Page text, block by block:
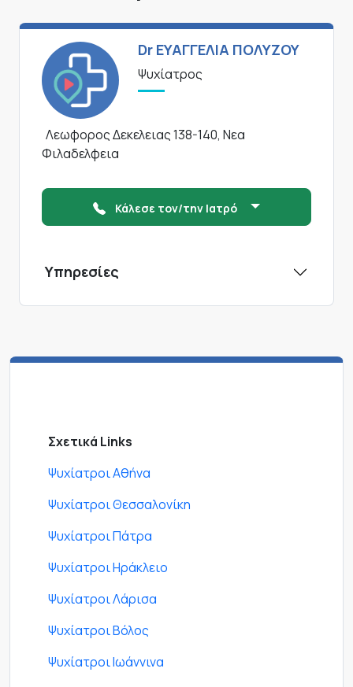
Dr ΕΥΑΓΓΕΛΙΑ ΠΟΛΥΖΟΥ
Ψυχίατρος
Λεωφορος Δεκελειας 138-140, Νεα
Φιλαδελφεια
Κάλεσε τον/την Ιατρό
Υπηρεσίες
Σχετικά Links
Ψυχίατροι Αθήνα
Ψυχίατροι Θεσσαλονίκη
Ψυχίατροι Πάτρα
Ψυχίατροι Ηράκλειο
Ψυχίατροι Λάρισα
Ψυχίατροι Βόλος
Ψυχίατροι Ιωάννινα